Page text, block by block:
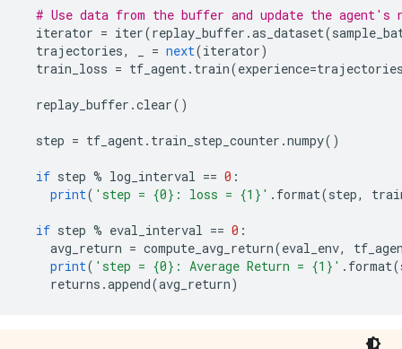
# Use data from the buffer and update the agent's
iterator = iter(replay_buffer .as_dataset(
trajectories, = next(iterator)
train_loss = tf_agent . train(experience=
replay_buffer .clear()
step = tf_agent . train_step_counter .numpy()
if step % log_interval == 0 :
print( 'step = {0}: loss = {1}' . format(step,
if step % eval_interval == 0 :
avg_return = compute_avg_return(eval_env,
print( 'step = {0}: Average Return = {1}' . format(
returns .append(avg_return)